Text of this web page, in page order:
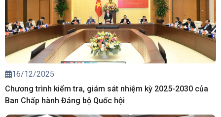
16/12/2025
Chương trình kiểm tra, giám sát nhiệm kỳ 2025-2030 của
Ban Chấp hành Đảng bộ Quốc hội